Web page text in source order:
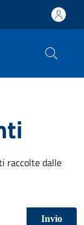
raccolte dalle
Invio